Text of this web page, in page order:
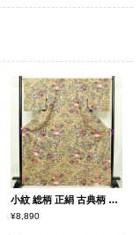
小紋 総柄 正絹 古典柄 袷仕立て 身丈168cm 裄丈67cm 着物 黄・黄土色
¥8,890